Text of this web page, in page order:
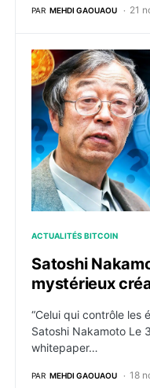
PAR MEHDI GAOUAOU 21
Satoshi Nakamoto
ACTUALITÉS BITCOIN
Satoshi
mystérieux
“Celui qui contrôle les
Satoshi Nakamoto Le
whitepaper…
PAR MEHDI GAOUAOU 18